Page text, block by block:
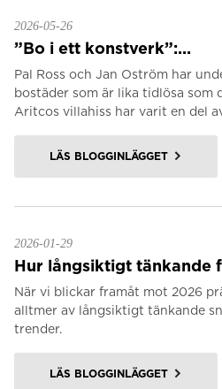
2026-05-26
”Bo i ett konstverk”:...
Pal Ross och Jan Oström har
bostäder som är lika tidlösa som
Aritcos villahiss har varit en del
LÄS BLOGGINLÄGGET
2026-01-29
Hur långsiktigt tänkande
När vi blickar framåt mot 2026
alltmer av långsiktigt tänkande
trender.
LÄS BLOGGINLÄGGET